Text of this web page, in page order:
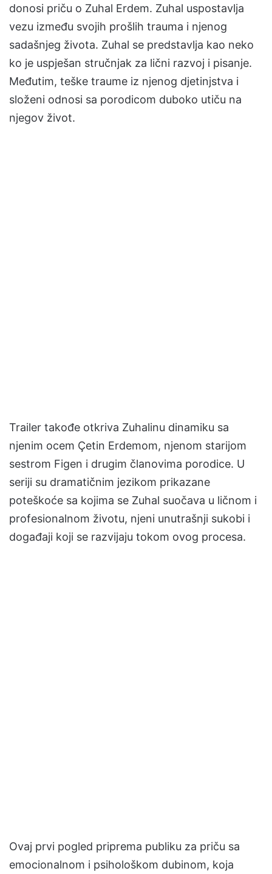
donosi priču o Zuhal Erdem. Zuhal uspostavlja
vezu između svojih prošlih trauma i njenog
sadašnjeg života. Zuhal se predstavlja kao neko
ko je uspješan stručnjak za lični razvoj i pisanje.
Međutim, teške traume iz njenog djetinjstva i
složeni odnosi sa porodicom duboko utiču na
njegov život.
Trailer takođe otkriva Zuhalinu dinamiku sa
njenim ocem Çetin Erdemom, njenom starijom
sestrom Figen i drugim članovima porodice. U
seriji su dramatičnim jezikom prikazane
poteškoće sa kojima se Zuhal suočava u ličnom i
profesionalnom životu, njeni unutrašnji sukobi i
događaji koji se razvijaju tokom ovog procesa.
Ovaj prvi pogled priprema publiku za priču sa
emocionalnom i psihološkom dubinom, koja